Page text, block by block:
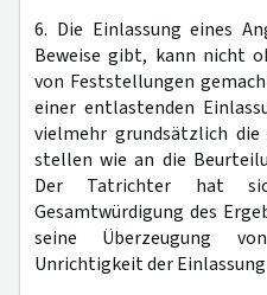
6. Die Einlassung eines
Beweise gibt, kann nicht
von Feststellungen
einer entlastenden
vielmehr grundsätzlich
stellen wie an die
Der Tatrichter hat
Gesamtwürdigung des
seine Überzeugung
Unrichtigkeit der